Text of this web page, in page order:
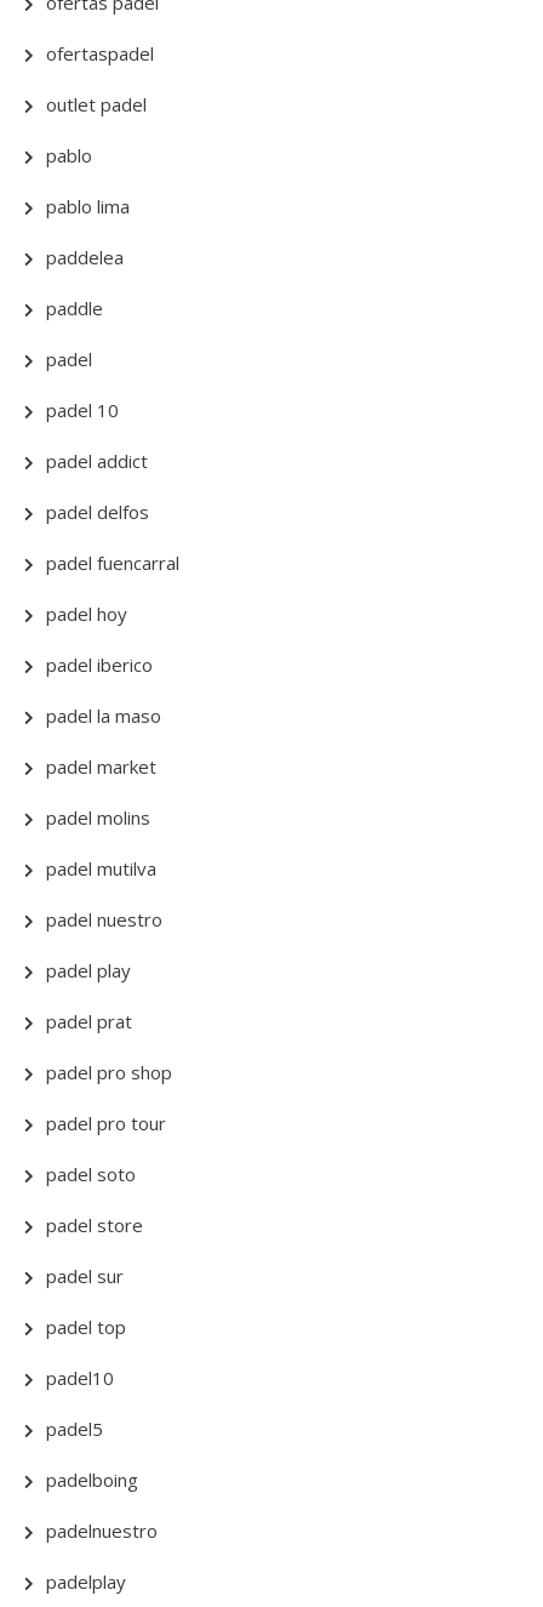
ofertaspadel
outlet padel
pablo
pablo lima
paddelea
paddle
padel
padel 10
padel addict
padel delfos
padel fuencarral
padel hoy
padel iberico
padel la maso
padel market
padel molins
padel mutilva
padel nuestro
padel play
padel prat
padel pro shop
padel pro tour
padel soto
padel store
padel sur
padel top
padel10
padel5
padelboing
padelnuestro
padelplay